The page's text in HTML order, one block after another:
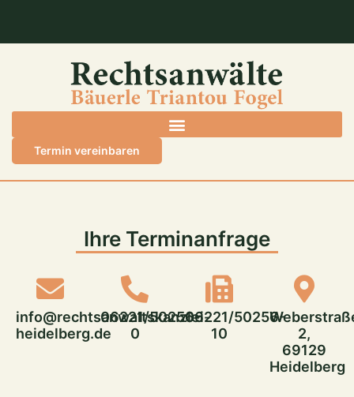
Termin vereinbaren
Ihre Terminanfrage
info@rechtsanwaltskanzlei-
heidelberg.de
06221/50256-
0
06221/50256-
10
2,
69129
Heidelberg